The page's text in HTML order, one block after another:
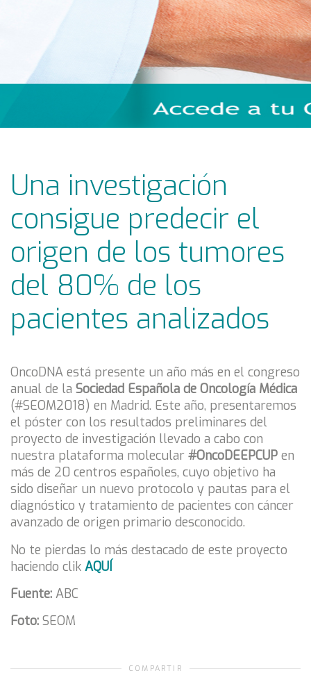
Una investigación
consigue predecir el
origen de los tumores
del 80% de los
pacientes analizados
OncoDNA está presente un año más en el congreso
anual de la Sociedad Española de Oncología Médica
(#SEOM2018) en Madrid. Este año, presentaremos
el póster con los resultados preliminares del
proyecto de investigación llevado a cabo con
nuestra plataforma molecular #OncoDEEPCUP en
más de 20 centros españoles, cuyo objetivo ha
sido diseñar un nuevo protocolo y pautas para el
diagnóstico y tratamiento de pacientes con cáncer
avanzado de origen primario desconocido.
No te pierdas lo más destacado de este proyecto
haciendo clik AQUÍ
Fuente: ABC
Foto: SEOM
COMPARTIR